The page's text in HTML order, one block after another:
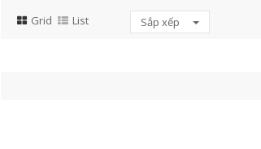
Grid List Sắp xếp